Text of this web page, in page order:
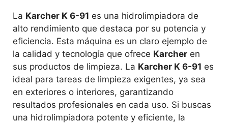
La Karcher K 6-91 es una hidrolimpiadora de
alto rendimiento que destaca por su potencia y
eficiencia. Esta máquina es un claro ejemplo de
la calidad y tecnología que ofrece Karcher en
sus productos de limpieza. La Karcher K 6-91 es
ideal para tareas de limpieza exigentes, ya sea
en exteriores o interiores, garantizando
resultados profesionales en cada uso. Si buscas
una hidrolimpiadora potente y eficiente, la